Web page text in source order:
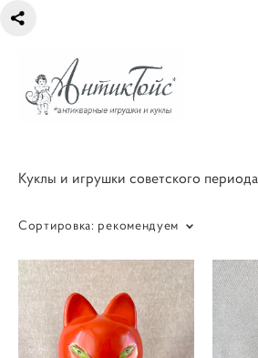
Куклы и игрушки советского периода
Сортировка: рекомендуем